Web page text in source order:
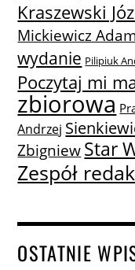
Kraszewski
Mickiewicz
wydanie Pilipiuk
Poczytaj mi
zbiorowa
Andrzej
ZbigniewStar
Zespół
OSTATNIE